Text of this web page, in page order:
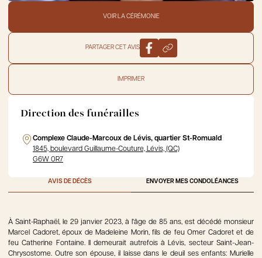
VOIR LA CÉRÉMONIE
PARTAGER CET AVIS
IMPRIMER
Direction des funérailles
Complexe Claude-Marcoux de Lévis, quartier St-Romuald
1845, boulevard Guillaume-Couture, Lévis, (QC)
G6W 0R7
AVIS DE DÉCÈS ENVOYER MES CONDOLÉANCES
À Saint-Raphaël, le 29 janvier 2023, à l'âge de 85 ans, est décédé monsieur
Marcel Cadoret, époux de Madeleine Morin, fils de feu Omer Cadoret et de
feu Catherine Fontaine. Il demeurait autrefois à Lévis, secteur Saint-Jean-
Chrysostome. Outre son épouse, il laisse dans le deuil ses enfants: Murielle